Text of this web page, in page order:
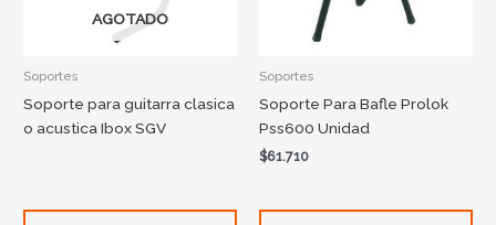
AGOTADO
Soportes
Soporte para guitarra clasica
o acustica Ibox SGV
Soportes
Soporte Para Bafle Prolok
Pss600 Unidad
$61.710